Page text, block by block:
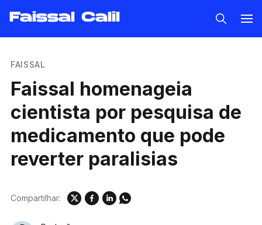
Faissal Calil
FAISSAL
Faissal homenageia
cientista por pesquisa de
medicamento que pode
reverter paralisias
Compartilhar: